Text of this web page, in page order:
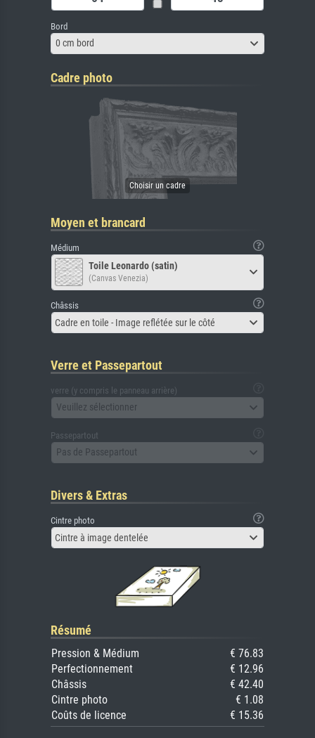
Bord
0 cm bord
Cadre photo
Moyen et brancard
Médium
Toile Leonardo (satin)
(Canvas Venezia)
Châssis
Cadre en toile - Image reflétée sur le côté
Verre et Passepartout
verre (y compris le panneau arrière)
Veuillez sélectionner
Passepartout
Pas de Passepartout
Divers & Extras
Cintre photo
Cintre à image dentelée
Résumé
Pression & Médium
€ 76.83
Perfectionnement
€ 12.96
Châssis
€ 42.40
Cintre photo
€ 1.08
Coûts de licence
€ 15.36